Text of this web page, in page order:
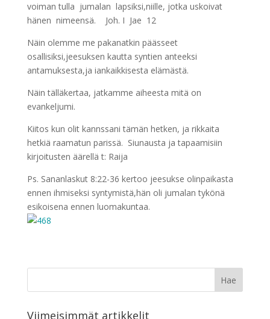
voiman tulla jumalan lapsiksi,niille, jotka uskoivat
hänen nimeensä. Joh. I Jae 12
Näin olemme me pakanatkin päässeet
osallisiksi,jeesuksen kautta syntien anteeksi
antamuksesta,ja iankaikkisesta elämästä.
Näin tälläkertaa, jatkamme aiheesta mitä on
evankeljumi.
Kiitos kun olit kannssani tämän hetken, ja rikkaita
hetkiä raamatun parissä. Siunausta ja tapaamisiin
kirjoitusten äärellä t: Raija
Ps. Sananlaskut 8:22-36 kertoo jeesukse olinpaikasta
ennen ihmiseksi syntymistä,hän oli jumalan tykönä
esikoisena ennen luomakuntaa.
Viimeisimmät artikkelit